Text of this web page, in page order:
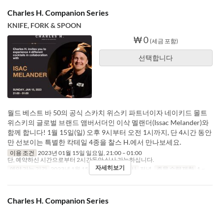
Charles H. Companion Series
KNIFE, FORK & SPOON
₩ 0 (세금 포함)
선택합니다
월드 베스트 바 50의 공식 스카치 위스키 파트너이자 네이키드 몰트
위스키의 글로벌 브랜드 앰버서더인 이삭 멜랜더(Issac Melander)와
함께 합니다! 1월 15일(일) 오후 9시부터 오전 1시까지, 단 4시간 동안
만 선보이는 특별한 칵테일 4종을 찰스 H.에서 만나보세요.
이용 조건 2023년 01월 15일 일요일, 21:00 – 01:00
단, 예약하신 시간으로부터 2시간동안 식사 가능하십니다.
예약 가능 기간
2023년 1월 15일 요일 일 식사 저녁 주문 수량 제한 1 ~
자세히보기
Charles H. Companion Series